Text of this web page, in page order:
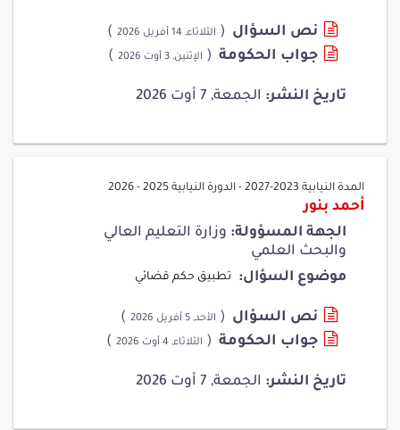
نص السؤال ( الثلاثاء, 14 أفريل 2026
)
جواب الحكومة ( الإثنين, 3 أوت 2026 )
تاريخ النشر: الجمعة, 7 أوت 2026
المدة النيابية 2023-2027 - الدورة النيابية 2025 - 2026
أحمد بنور
الجهة المسؤولة: وزارة التعليم العالي
والبحث العلمي
موضوع السؤال:
تطبيق حكم قضائي
نص السؤال ( الأحد, 5 أفريل 2026
)
جواب الحكومة ( الثلاثاء, 4 أوت 2026 )
تاريخ النشر: الجمعة, 7 أوت 2026